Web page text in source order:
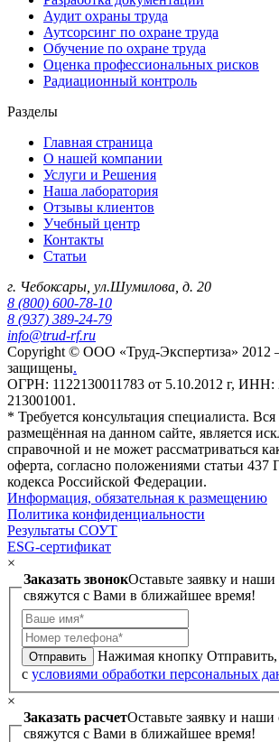
Аудит охраны труда
Аутсорсинг по охране труда
Обучение по охране труда
Оценка профессиональных рисков
Радиационный контроль
Разделы
Главная страница
О нашей компании
Услуги и Решения
Наша лаборатория
Отзывы клиентов
Учебный центр
Контакты
Статьи
г. Чебоксары, ул.Шумилова, д. 20
8 (800) 600-78-10
8 (937) 389-24-79
info@trud-rf.ru
Copyright © ООО «Труд-Экспертиза» 2012
защищены.
ОГРН: 1122130011783 от 5.10.2012 г,
213001001.
* Требуется консультация специалиста.
размещённая на данном сайте, является
справочной и не может рассматриваться
оферта, согласно положениями статьи 437
кодекса Российской Федерации.
Информация, обязательная к размещению
Политика конфиденциальности
Результаты СОУТ
ESG-сертификат
×
Заказать звонокОставьте заявку и
свяжутся с Вами в ближайшее время!
Отправить
Нажимая кнопку Отправить,
с условиями обработки персональных
×
Заказать расчетОставьте заявку и
свяжутся с Вами в ближайшее время!